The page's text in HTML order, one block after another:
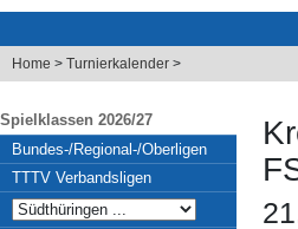
Home > Turnierkalender >
Spielklassen 2026/27
Bundes-/Regional-/Oberligen
TTTV Verbandsligen